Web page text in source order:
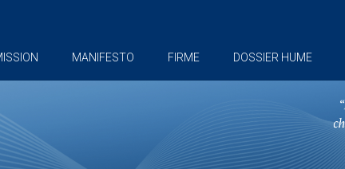
MANIFESTO FIRME DOSSIER HUME